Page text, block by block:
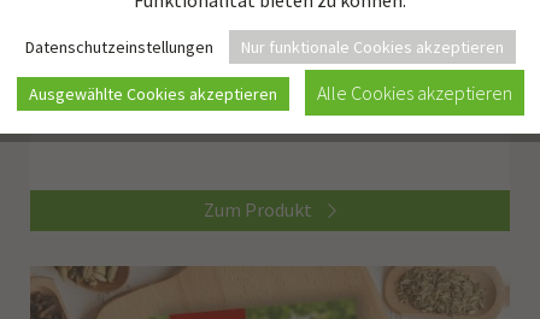
KÜRBIS CREMESUPPE, BIO
Zum Produkt
Datenschutzeinstellungen Nur funktionale Cookies akzeptieren
Ausgewählte Cookies akzeptieren Alle Cookies akzeptieren